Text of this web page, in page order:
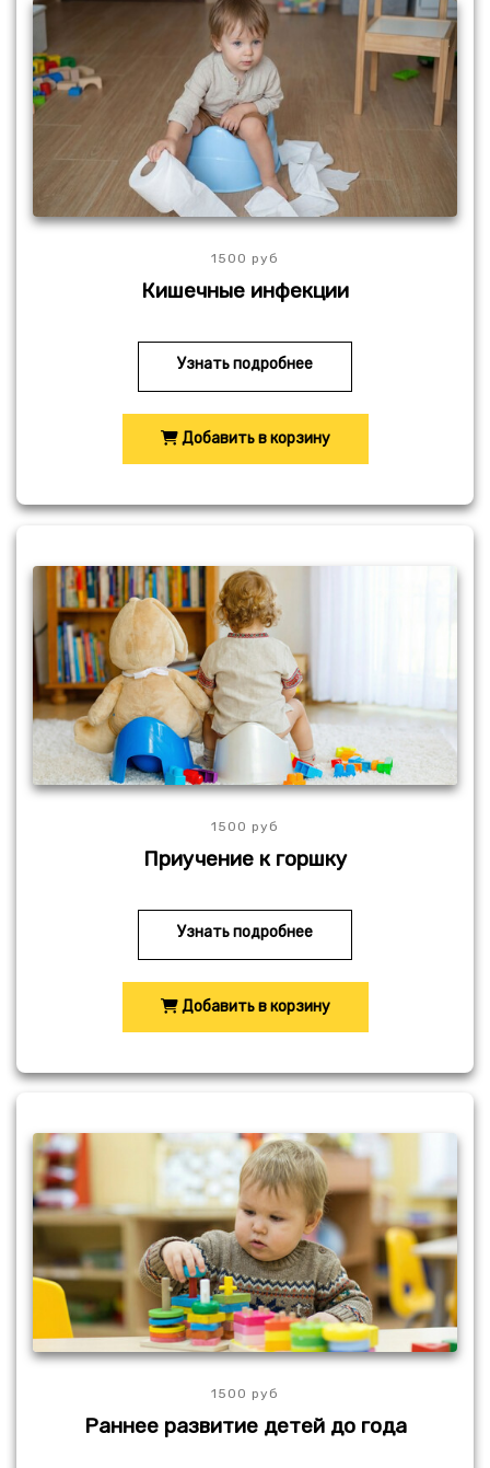
1500 руб
Кишечные инфекции
Узнать подробнее
Добавить в корзину
1500 руб
Приучение к горшку
Узнать подробнее
Добавить в корзину
1500 руб
Раннее развитие детей до года